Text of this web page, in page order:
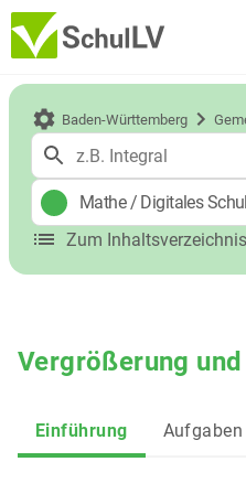
Baden-Württemberg
Mathe/ Digitales
Zum Inhaltsverzeichnis
Vergrößerung
Einführung Aufgaben